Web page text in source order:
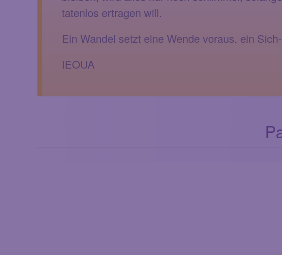
tatenlos ertragen will.
Ein Wandel setzt eine Wende voraus, ein
IEOUA